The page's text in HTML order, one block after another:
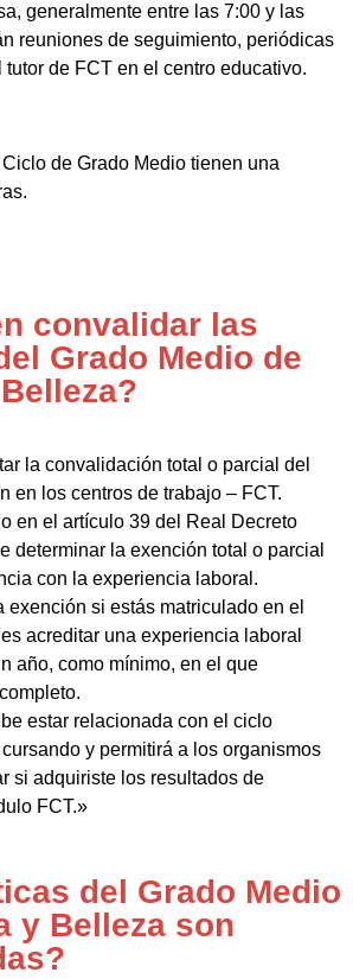
generalmente entre las 7:00 y las
reuniones de seguimiento, periódicas
de FCT en el centro educativo.
de Grado Medio tienen una
convalidar las
Grado Medio de
la convalidación total o parcial del
en los centros de trabajo – FCT.
en el artículo 39 del Real Decreto
determinar la exención total o parcial
con la experiencia laboral.
exención si estás matriculado en el
acreditar una experiencia laboral
año, como mínimo, en el que
estar relacionada con el ciclo
y permitirá a los organismos
si adquiriste los resultados de
FCT.»
del Grado Medio
y Belleza son